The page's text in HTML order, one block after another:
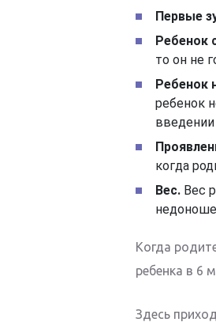
Первые
Ребенок
то он не
Ребенок
ребенок
когда
Вес. Вес
Когда
ребенка в 6
Здесь